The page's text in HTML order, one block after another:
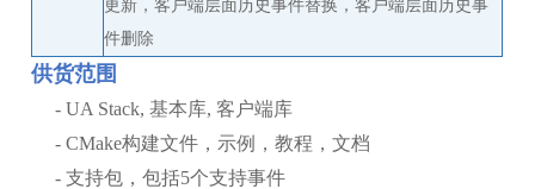
更新，客户端层面历史事件替换，客户端层面历史事
件删除
供货范围
- UA Stack, 基本库, 客户端库
- CMake构建文件，示例，教程，文档
- 支持包，包括5个支持事件